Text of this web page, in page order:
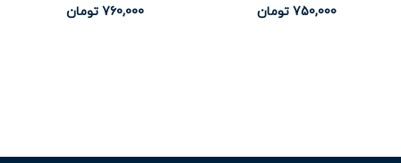
750,000 تومان
760,000 تومان